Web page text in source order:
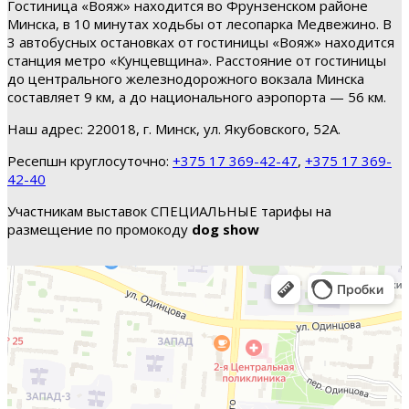
Гостиница «Вояж» находится во Фрунзенском районе
Минска, в 10 минутах ходьбы от лесопарка Медвежино. В
3 автобусных остановках от гостиницы «Вояж» находится
станция метро «Кунцевщина». Расстояние от гостиницы
до центрального железнодорожного вокзала Минска
составляет 9 км, а до национального аэропорта — 56 км.
Наш адрес: 220018, г. Минск, ул. Якубовского, 52А.
Ресепшн круглосуточно: +375 17 369-42-47, +375 17 369-
42-40
Участникам выставок СПЕЦИАЛЬНЫЕ тарифы на
размещение по промокоду dog show